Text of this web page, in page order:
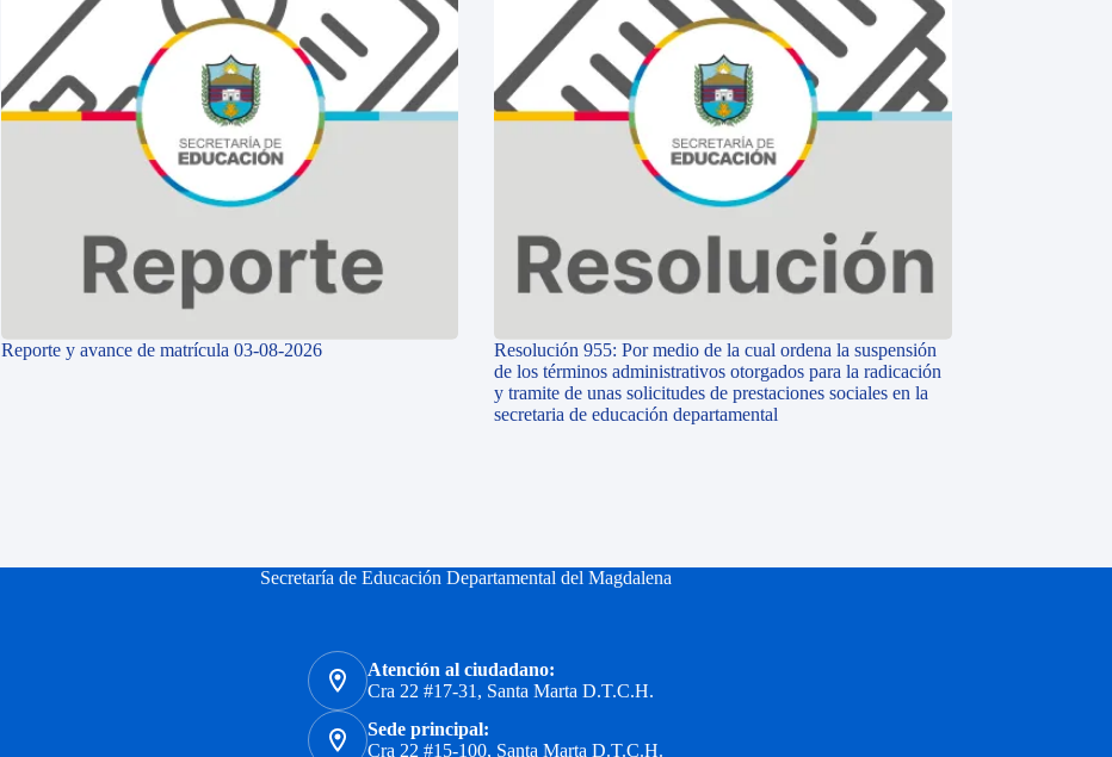
Reporte y avance de matrícula 03-08-2026
Resolución 955: Por medio de la cual ordena la suspensión
de los términos administrativos otorgados para la radicación
y tramite de unas solicitudes de prestaciones sociales en la
secretaria de educación departamental
Secretaría de Educación Departamental del Magdalena
Atención al ciudadano:
Cra 22 #17-31, Santa Marta D.T.C.H.
Sede principal:
Cra 22 #15-100, Santa Marta D.T.C.H.